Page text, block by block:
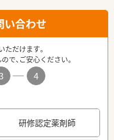
い合わせ
だけます。
で、ご安心ください。
4
研修認定薬剤師